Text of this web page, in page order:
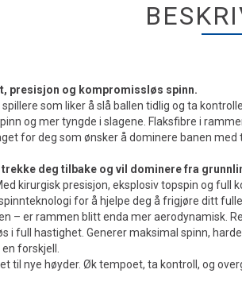
presisjon og kompromissløs spinn.
som liker å slå ballen tidlig og ta
og mer tyngde i slagene. Flaksfibre i
for deg som ønsker å dominere banen
deg tilbake og vil dominere fra
kirurgisk presisjon, eksplosiv topspin og
for å hjelpe deg å frigjøre ditt
– er rammen blitt enda mer aerodynamisk.
i full hastighet. Generer maksimal spinn,
forskjell.
til nye høyder. Øk tempoet, ta kontroll, og